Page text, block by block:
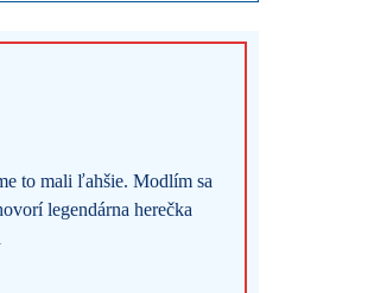
to mali ľahšie. Modlím sa
legendárna herečka